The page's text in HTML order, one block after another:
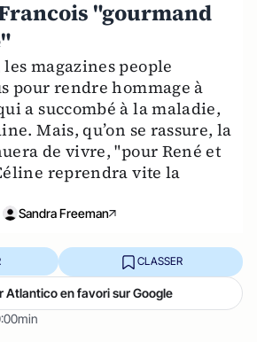
"gourmand
magazines people
pour rendre hommage à
a succombé à la maladie,
Mais, qu’on se rassure, la
de vivre, "pour René et
reprendra vite la
Sandra Freeman
CLASSER
Atlantico en favori sur Google